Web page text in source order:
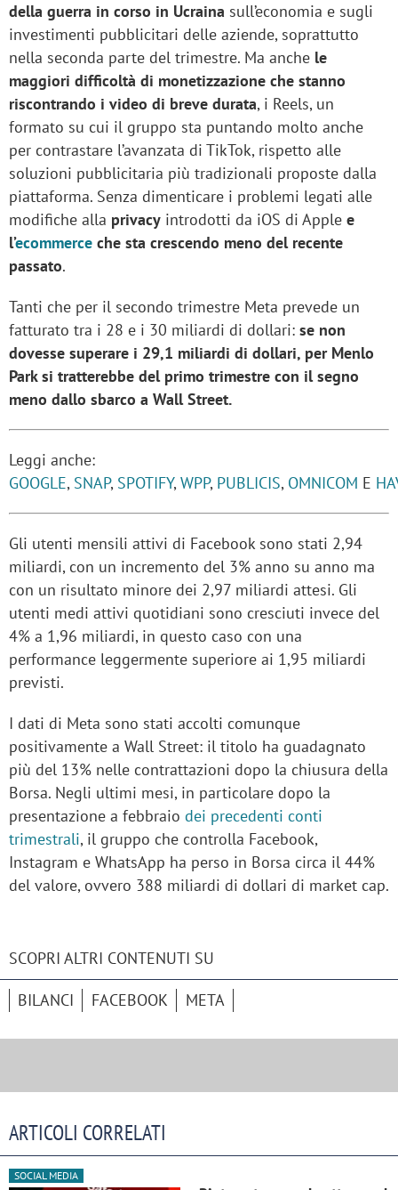
della guerra in corso in Ucraina sull’economia e sugli
investimenti pubblicitari delle aziende, soprattutto
nella seconda parte del trimestre. Ma anche le
maggiori difficoltà di monetizzazione che stanno
riscontrando i video di breve durata, i Reels, un
formato su cui il gruppo sta puntando molto anche
per contrastare l’avanzata di TikTok, rispetto alle
soluzioni pubblicitaria più tradizionali proposte dalla
piattaforma. Senza dimenticare i problemi legati alle
modifiche alla privacy introdotti da iOS di Apple e
l’ecommerce che sta crescendo meno del recente
passato.
Tanti che per il secondo trimestre Meta prevede un
fatturato tra i 28 e i 30 miliardi di dollari: se non
dovesse superare i 29,1 miliardi di dollari, per Menlo
Park si tratterebbe del primo trimestre con il segno
meno dallo sbarco a Wall Street.
Leggi anche:
GOOGLE, SNAP, SPOTIFY,WPP, PUBLICIS, OMNICOM E
Gli utenti mensili attivi di Facebook sono stati 2,94
miliardi, con un incremento del 3% anno su anno ma
con un risultato minore dei 2,97 miliardi attesi. Gli
utenti medi attivi quotidiani sono cresciuti invece del
4% a 1,96 miliardi, in questo caso con una
performance leggermente superiore ai 1,95 miliardi
previsti.
I dati di Meta sono stati accolti comunque
positivamente a Wall Street: il titolo ha guadagnato
più del 13% nelle contrattazioni dopo la chiusura della
Borsa. Negli ultimi mesi, in particolare dopo la
presentazione a febbraio dei precedenti conti
trimestrali, il gruppo che controlla Facebook,
Instagram e WhatsApp ha perso in Borsa circa il 44%
del valore, ovvero 388 miliardi di dollari di market cap.
SCOPRI ALTRI CONTENUTI SU
BILANCI FACEBOOK META
ARTICOLI CORRELATI
SOCIAL MEDIA